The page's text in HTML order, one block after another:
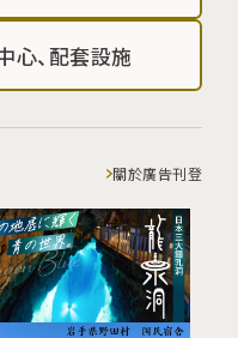
心、配套設施
關於廣告刊登